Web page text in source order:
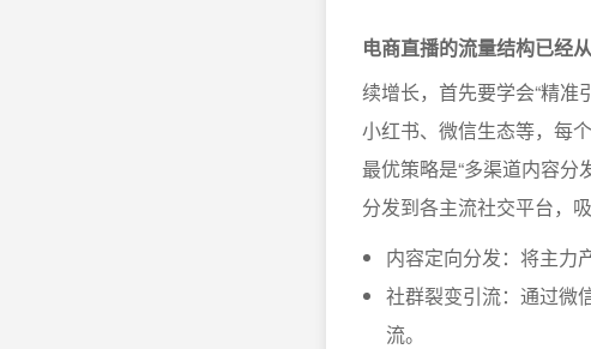
电商直播的流量结构已经
续增长，首先要学会“精准
小红书、微信生态等，每
最优策略是“多渠道内容分
分发到各主流社交平台，
内容定向分发：将主力
社群裂变引流：通过微
流。